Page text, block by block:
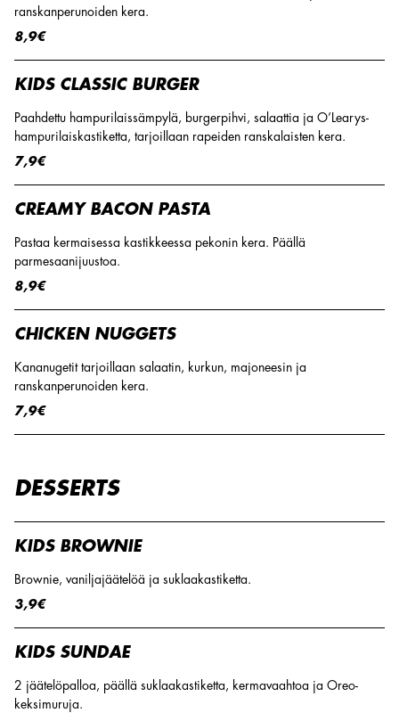
ranskanperunoiden kera.
8,9€
KIDS CLASSIC BURGER
Paahdettu hampurilaissämpylä, burgerpihvi, salaattia ja O’Learys-
hampurilaiskastiketta, tarjoillaan rapeiden ranskalaisten kera.
7,9€
CREAMY BACON PASTA
Pastaa kermaisessa kastikkeessa pekonin kera. Päällä
parmesaanijuustoa.
8,9€
CHICKEN NUGGETS
Kananugetit tarjoillaan salaatin, kurkun, majoneesin ja
ranskanperunoiden kera.
7,9€
DESSERTS
KIDS BROWNIE
Brownie, vaniljajäätelöä ja suklaakastiketta.
3,9€
KIDS SUNDAE
2 jäätelöpalloa, päällä suklaakastiketta, kermavaahtoa ja Oreo-
keksimuruja.